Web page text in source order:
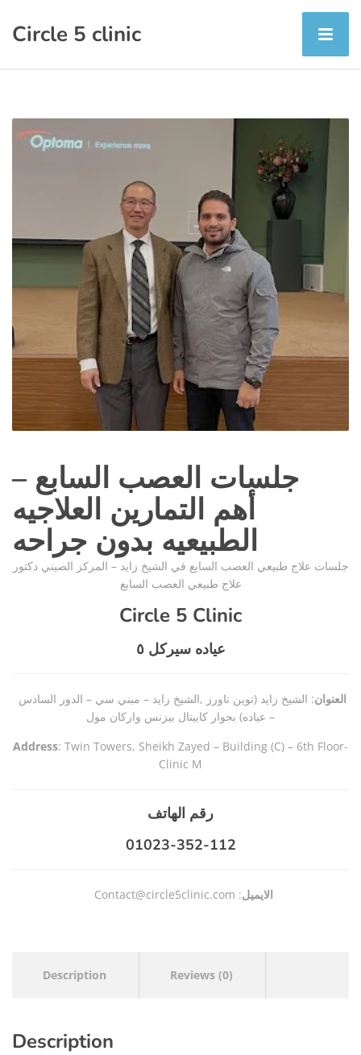
Circle 5 clinic
جلسات العصب السابع –
أهم التمارين العلاجيه
الطبيعيه بدون جراحه
جلسات علاج طبيعي العصب السابع في الشيخ زايد – المركز الصيني دكتور
علاج طبيعي العصب السابع
Circle 5 Clinic
عياده سيركل٥
العنوان: الشيخ زايد (توين تاورز ,الشيخ زايد – مبني سي – الدور السادس
– عياده) بجوار كابيتال بيزنس واركان مول
Address: Twin Towers, Sheikh Zayed – Building (C) – 6th Floor-
Clinic M
رقم الهاتف
01023-352-112
Contact@circle5clinic.com :الايميل
Description Reviews (0)
Description